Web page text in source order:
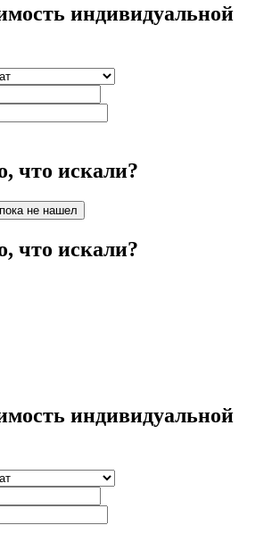
индивидуальной
что искали?
не нашел
что искали?
индивидуальной